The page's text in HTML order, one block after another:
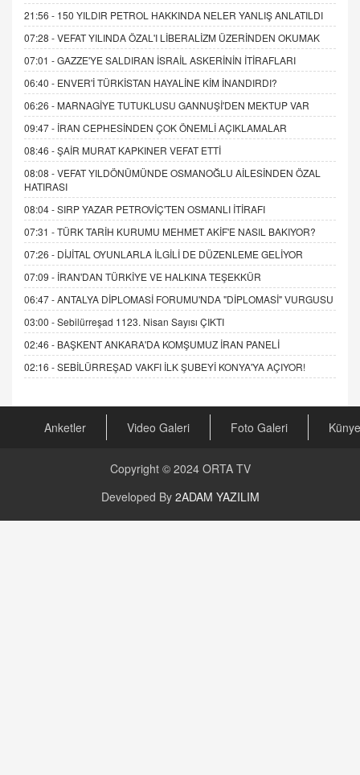
21:56 - 150 YILDIR PETROL HAKKINDA NELER YANLIŞ ANLATILDI
07:28 -VEFAT YILINDA ÖZAL'I LİBERALİZM ÜZERİNDEN OKUMAK
07:01 -GAZZE'YE SALDIRAN İSRAİL ASKERİNİN İTİRAFLARI
06:40 - ENVER'İ TÜRKİSTAN HAYALİNE KİM İNANDIRDI?
06:26 - MARNAGİYE TUTUKLUSU GANNUŞİ'DEN MEKTUP VAR
09:47 - İRAN CEPHESİNDEN ÇOK ÖNEMLİ AÇIKLAMALAR
08:46 -ŞAİR MURAT KAPKINER VEFAT ETTİ
08:08 -VEFAT YILDÖNÜMÜNDE OSMANOĞLU AİLESİNDEN ÖZAL
HATIRASI
08:04 -SIRP YAZAR PETROVİÇ'TEN OSMANLI İTİRAFI
07:31 -TÜRK TARİH KURUMU MEHMET AKİF'E NASIL BAKIYOR?
07:26 - DİJİTAL OYUNLARLA İLGİLİ DE DÜZENLEME GELİYOR
07:09 - İRAN'DAN TÜRKİYE VE HALKINA TEŞEKKÜR
06:47 -ANTALYA DİPLOMASİ FORUMU'NDA "DİPLOMASİ" VURGUSU
03:00 -Sebilürreşad 1123. Nisan Sayısı ÇIKTI
02:46 - BAŞKENT ANKARA'DA KOMŞUMUZ İRAN PANELİ
02:16 -SEBİLÜRREŞAD VAKFI İLK ŞUBEYİ KONYA'YA AÇIYOR!
Anketler Video Galeri Foto Galeri Künye
Copyright © 2024 ORTA TV
Developed By 2ADAM YAZILIM